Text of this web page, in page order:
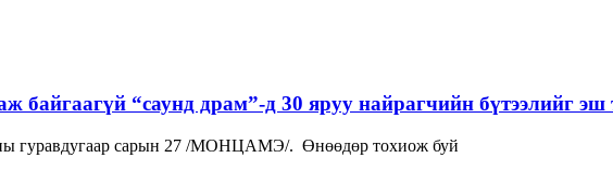
байгаагүй “саунд драм”-д 30 яруу найрагчийн бүтээлийг эш
гуравдугаар сарын 27 /МОНЦАМЭ/. Өнөөдөр тохиож буй